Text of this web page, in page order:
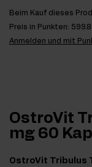
Beim Kauf dieses
Preis in Punkten:
Anmelden und mit
OstroVit
mg 60
OstroVit Tribulus